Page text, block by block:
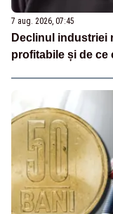
7 aug. 2026, 07:45
Declinul industriei
profitabile și de